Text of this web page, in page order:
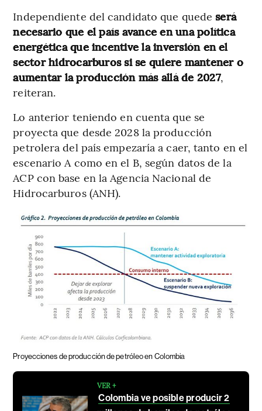
Independiente del candidato que quedeserá
necesario que el país avance en una política
energética que incentive la inversión en el
sector hidrocarburos si se quiere mantener o
aumentar la producción más allá de 2027,
reiteran.
Lo anterior teniendo en cuenta que se
proyecta que desde 2028 la producción
petrolera del país empezaría a caer, tanto en el
escenario A como en el B, según datos de la
ACP con base en la Agencia Nacional de
Hidrocarburos (ANH).
Proyecciones de producción de petróleo en Colombia
VER +
Colombia ve posible producir 2